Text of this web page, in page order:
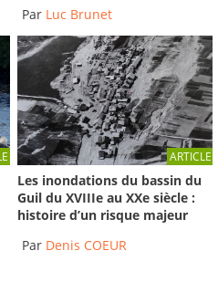
Par Luc Brunet
ARTICLE
Les inondations du bassin du
Guil du XVIIIe au XXe siècle :
histoire d’un risque majeur
Par Denis COEUR